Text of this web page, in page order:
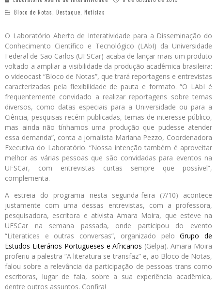
Bloco de Notas
Destaque Notícias
O Laboratório Aberto de Interatividade para a Disseminação do
Conhecimento Científico e Tecnológico (LAbI) da Universidade
Federal de São Carlos (UFSCar) acaba de lançar mais um produto
voltado a ampliar a visibilidade da produção acadêmica brasileira:
o videocast “Bloco de Notas”, que trará reportagens e entrevistas
caracterizadas pela flexibilidade de pauta e formato. “O LAbI é
frequentemente convidado a realizar reportagens sobre temas
diversos, como datas especiais para a Universidade ou para a
Ciência, pesquisas recém-publicadas, temas de interesse público,
mas ainda não tínhamos uma produção que pudesse atender
essa demanda”, conta a jornalista Mariana Pezzo, Coordenadora
Executiva do Laboratório. “Nossa intenção também é aproveitar
melhor as várias pessoas que são convidadas para eventos na
UFSCar, com entrevistas curtas sempre que possível”,
complementa.
A estreia do programa nesta segunda-feira (7/10) acontece
justamente com uma dessas entrevistas, com a professora,
pesquisadora, escritora e ativista Amara Moira, que esteve na
UFSCar na semana passada, onde participou do evento
“Literatices e outras conversas”, organizado peloGrupo de
Estudos Literários Portugueses e Africanos (Gelpa). Amara Moira
proferiu a palestra “A literatura se transfaz” e, ao Bloco de Notas,
falou sobre a relevância da participação de pessoas trans como
escritoras, lugar de fala, sobre a sua experiência acadêmica,
dentre outros assuntos. Confira!